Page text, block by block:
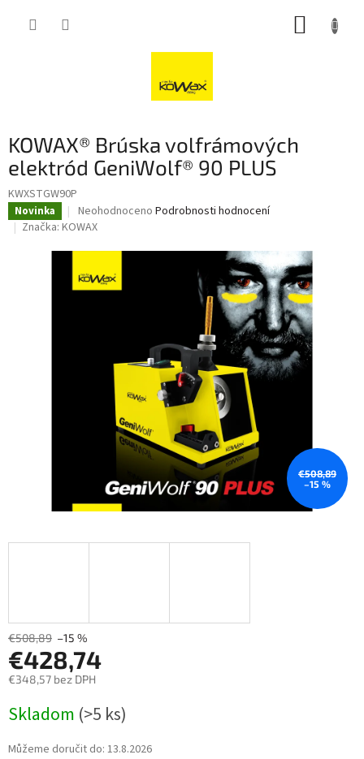
KOWAX® Brúska volfrámových
elektród GeniWolf® 90 PLUS
KWXSTGW90P
Novinka
Průměrné
hodnocení
je
0,0
z
Neohodnoceno Podrobnosti hodnocení
Značka: KOWAX
€508,89
–15 %
€508,89 –15 %
€428,74
€348,57 bez DPH
cena:
Skladom (>5 ks)
Můžeme doručit do: 13.8.2026